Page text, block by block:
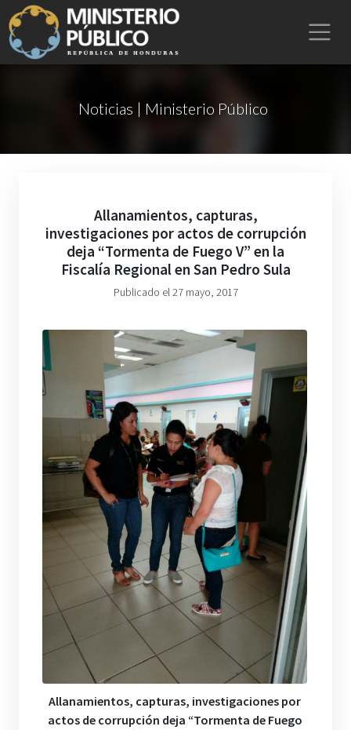
Noticias | Ministerio Público
Allanamientos, capturas,
investigaciones por actos de corrupción
deja “Tormenta de Fuego V” en la
Fiscalía Regional en San Pedro Sula
Publicado el 27 mayo, 2017
Allanamientos, capturas, investigaciones por
actos de corrupción deja “Tormenta de Fuego